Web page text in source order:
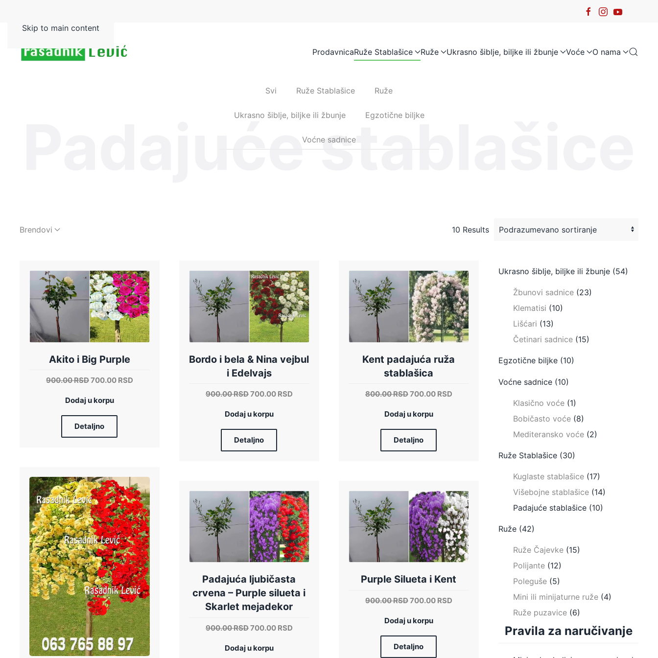
Skip to main content
ProdavnicaRuže Stablašice Ruže Ukrasno šiblje, biljke ili žbunje Voće O nama
Padajuće stablašice
Svi Ruže Stablašice Ruže
Ukrasno šiblje, biljke ili žbunje Egzotične biljke
Voćne sadnice
Brendovi 10 Results
Akito i Big Purple
900.00RSDOriginalna
je
700.00 RSDTrenutna
Dodaj u korpu
Detaljno
Bordo i bela & Nina vejbul
i Edelvajs
900.00RSDOriginalna
je
700.00 RSDTrenutna
Dodaj u korpu
Detaljno
Kent padajuća ruža
stablašica
800.00RSDOriginalna
je
700.00 RSDTrenutna
Dodaj u korpu
Detaljno
Padajuća ljubičasta
crvena – Purple silueta i
Skarlet mejadekor
900.00RSDOriginalna
je
700.00 RSDTrenutna
Dodaj u korpu
Purple Silueta i Kent
900.00RSDOriginalna
je
700.00 RSDTrenutna
Dodaj u korpu
Detaljno
Ukrasno šiblje, biljke ili žbunje (54)
Žbunovi sadnice (23)
Klematisi (10)
Lišćari (13)
Četinari sadnice (15)
Egzotične biljke (10)
Voćne sadnice (10)
Klasično voće (1)
Bobičasto voće (8)
Mediteransko voće (2)
Ruže Stablašice (30)
Kuglaste stablašice (17)
Višebojne stablašice (14)
Padajuće stablašice (10)
Ruže (42)
Ruže Čajevke (15)
Polijante (12)
Poleguše (5)
Mini ili minijaturne ruže (4)
Ruže puzavice (6)
Pravila za naručivanje